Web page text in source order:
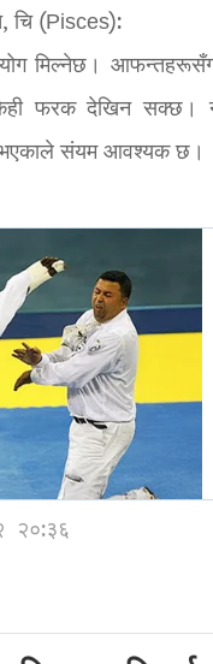
चि (Pisces):
मिल्नेछ।
फरक देखिन सक्छ।
भएकाले संयम आवश्यक छ।
२०:३६